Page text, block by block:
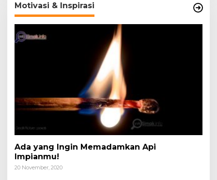
Motivasi & Inspirasi
Ada yang Ingin Memadamkan Api
Impianmu!
20 November, 2020